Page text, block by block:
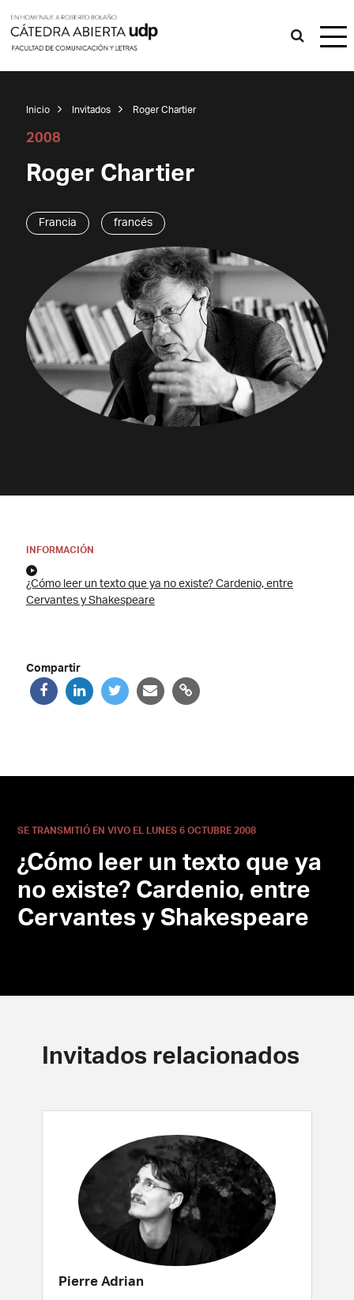
Inicio Invitados Roger Chartier
2008
Roger Chartier
Francia francés
INFORMACIÓN
¿Cómo leer un texto que ya no existe? Cardenio, entre
Cervantes y Shakespeare
Compartir
SE TRANSMITIÓ EN VIVO EL LUNES 6 OCTUBRE 2008
¿Cómo leer un texto que ya
no existe? Cardenio, entre
Cervantes y Shakespeare
Invitados relacionados
Pierre Adrian